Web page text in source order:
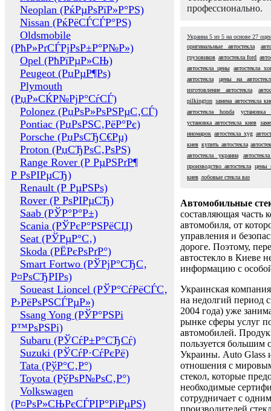
Neoplan (РќРµРѕРїР»Р°РЅ)
Nissan (РќРёСЃСЃР°РЅ)
Oldsmobile
(РћР»РґСЃРјРѕР±Р°Р№Р»)
Opel (РћРїРµР»СЊ)
Peugeot (РџРµР¶Рѕ)
Plymouth
(РџР»СЌР№РјР°СѓСЃ)
Polonez (РџРѕР»РѕРЅРµС‚СЃ)
Pontiac (РџРѕРЅС‚РёР°Рє)
Porsche (РџРѕСЂС€Рµ)
Proton (РџСЂРѕС‚РѕРЅ)
Range Rover (Р РµРЅРґР¶
Р РѕРІРµСЂ)
Renault (Р РµРЅРѕ)
Rover (Р РѕРІРµСЂ)
Saab (РЎР°Р°Р±)
Scania (РЎРєР°РЅРёСЏ)
Seat (РЎРµР°С‚)
Skoda (РЁРєРѕРґР°)
Smart Fortwo (РЎРјР°СЂС‚
Р¤РѕСЂРІРѕ)
Soueast Lioncel (РЎР°СѓРёСЃС‚
Р›РёРѕРЅСЃРµР»)
Ssang Yong (РЎР°РЅРі
Р™РѕРЅРі)
Subaru (РЎСѓР±Р°СЂСѓ)
Suzuki (РЎСѓР·СѓРєРё)
Tata (РўР°С‚Р°)
Toyota (РўРѕР№РѕС‚Р°)
Volkswagen
(Р¤РѕР»СЊРєСЃРІР°РіРµРЅ)
профессионально.
Украина 5 из 5 на основе 27
оригинальные автостекла
грузовиков автостекла ford
автостекла цены
автостекла
автостекла
цены на
изготовление автостекла
pilkington замена автостекла
автостекла honda
установка
установка автостекла киев
иномарок автостекла xyg
киев купить автостекла
автостекла украина
производство автостекла цены
киев лобовые стекла ваз
Автомобильные
составляющая часть
автомобиля, от
управления и
дороге. Поэтому,
автостекло в Киеве
информацию с
Украинская
на недолгий период
2004 года) уже
рынке сферы услуг
автомобилей.
пользуется большим
Украины. Auto Glass
отношения с
стекол, которые
необходимые
сотрудничает с
производителей